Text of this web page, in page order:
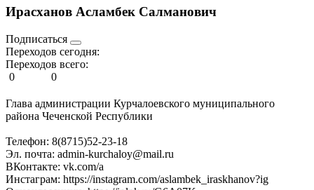
Ирасханов Асламбек Салманович
Подписаться
Переходов сегодня:
Переходов всего:
0
0
Глава администрации Курчалоевского муниципального
района Чеченской Республики
Телефон: 8(8715)52-23-18
Эл. почта: admin-kurchaloy@mail.ru
ВКонтакте: vk.com/a
Инстаграм: https://instagram.com/aslambek_iraskhanov?ig